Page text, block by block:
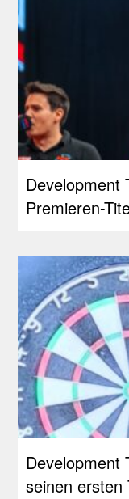
Development
Premieren-
Development
seinen ersten